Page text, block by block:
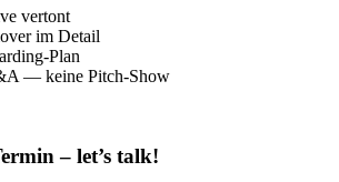
vertont
im Detail
Plan
— keine Pitch-Show
– let’s talk!